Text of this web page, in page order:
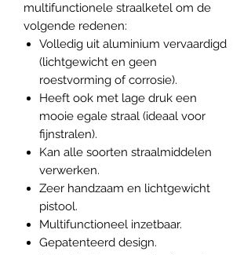
multifunctionele straalketel om de
volgende redenen:
Volledig uit aluminium vervaardigd
(lichtgewicht en geen
roestvorming of corrosie).
Heeft ook met lage druk een
mooie egale straal (ideaal voor
fijnstralen).
Kan alle soorten straalmiddelen
verwerken.
Zeer handzaam en lichtgewicht
pistool.
Multifunctioneel inzetbaar.
Gepatenteerd design.